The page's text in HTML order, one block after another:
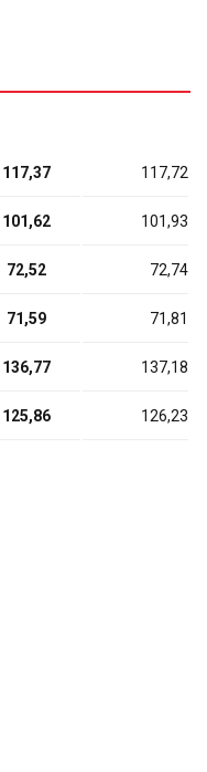
117,37 117,72
101,62 101,93
72,52 72,74
71,59 71,81
136,77 137,18
125,86 126,23